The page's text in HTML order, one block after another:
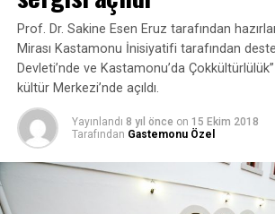
Prof. Dr. Sakine Esen Eruz tarafından
Mirası Kastamonu İnisiyatifi tarafından
Devleti’nde ve Kastamonu’da
kültür Merkezi’nde açıldı.
Yayınlandı 8 yıl önce on 15 Ekim 2018
Tarafından Gastemonu Özel